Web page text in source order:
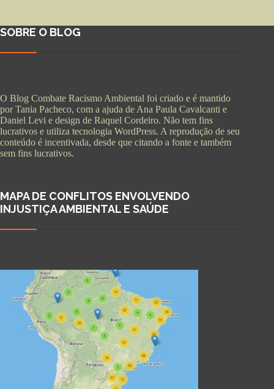
SOBRE O BLOG
O Blog Combate Racismo Ambiental foi criado e é mantido
por Tania Pacheco, com a ajuda de Ana Paula Cavalcanti e
Daniel Levi e design de Raquel Cordeiro. Não tem fins
lucrativos e utiliza tecnologia WordPress. A reprodução de seu
conteúdo é incentivada, desde que citando a fonte e também
sem fins lucrativos.
MAPA DE CONFLITOS ENVOLVENDO
INJUSTIÇA AMBIENTAL E SAÚDE